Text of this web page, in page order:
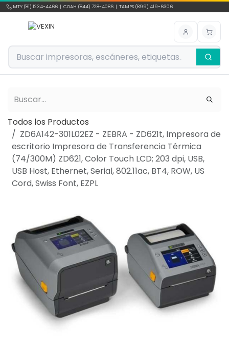
Ir al contenido
MTY (81) 1234-4466 | COAH (844) 728-4086 | TAMPS (899) 419-6306
Todos los Productos
ZD6A142-301L02EZ - ZEBRA - ZD621t, Impresora de
escritorio Impresora de Transferencia Térmica
(74/300M) ZD621, Color Touch LCD; 203 dpi, USB,
USB Host, Ethernet, Serial, 802.11ac, BT4, ROW, US
Cord, Swiss Font, EZPL